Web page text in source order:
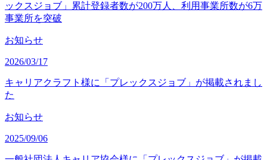
ックスジョブ」累計登録者数が200万人、利用事業所数が6万
事業所を突破
お知らせ
2026/03/17
キャリアクラフト様に「プレックスジョブ」が掲載されまし
た
お知らせ
2025/09/06